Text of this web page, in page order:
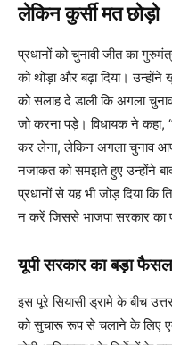
लेकिन कुर्सी मत छोड़ो
प्रधानों को चुनावी जीत का
को थोड़ा और बढ़ा दिया। उन्होंने
को सलाह दे डाली कि अगला
जो करना पड़े। विधायक ने कहा,
कर लेना, लेकिन अगला चुनाव
नजाकत को समझते हुए उन्होंने
प्रधानों से यह भी जोड़ दिया
न करें जिससे भाजपा सरकार का
यूपी सरकार का बड़ा
इस पूरे सियासी ड्रामे के बीच
को सुचारू रूप से चलाने के लिए